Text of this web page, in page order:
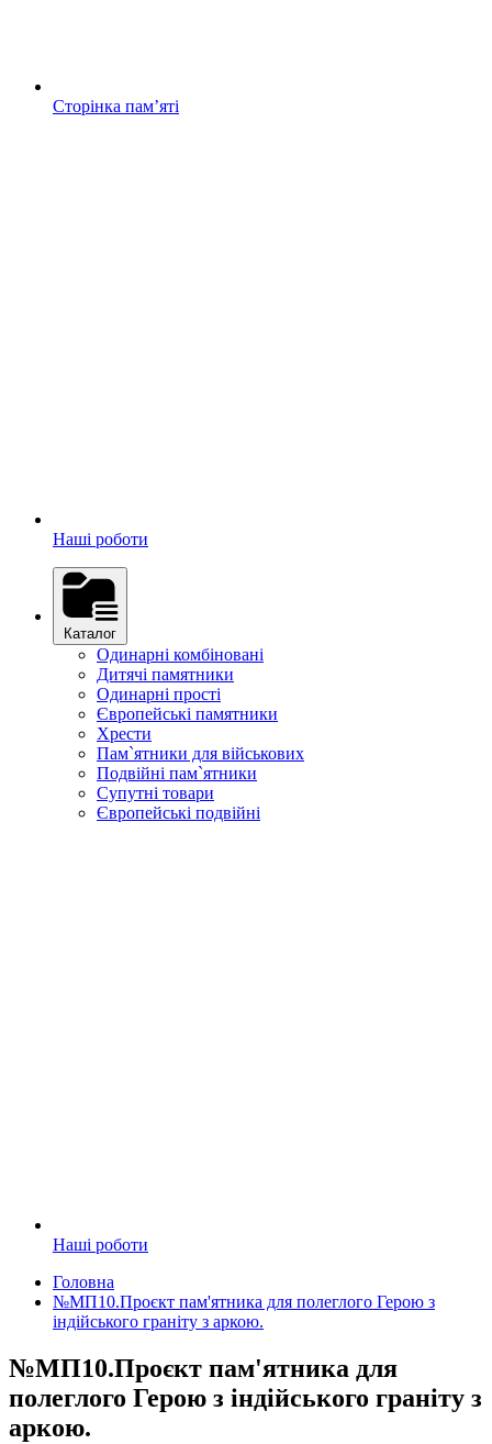
Сторінка памʼяті
Наші роботи
Каталог
Одинарні комбіновані
Дитячі памятники
Одинарні прості
Європейські памятники
Хрести
Пам`ятники для військових
Подвійні пам`ятники
Супутні товари
Європейські подвійні
Наші роботи
Головна
№МП10.Проєкт пам'ятника для полеглого Герою з
індійського граніту з аркою.
№МП10.Проєкт пам'ятника для
полеглого Герою з індійського граніту з
аркою.